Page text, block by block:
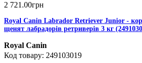
2 721 .00грн
Royal Canin Labrador Retriever Junior -
щенят лабрадорів ретриверів 3 кг
Royal Canin
249103019